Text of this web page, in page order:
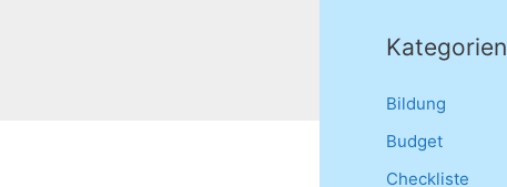
r
h
f
o
Kategorien
Bildung
Budget
Checkliste